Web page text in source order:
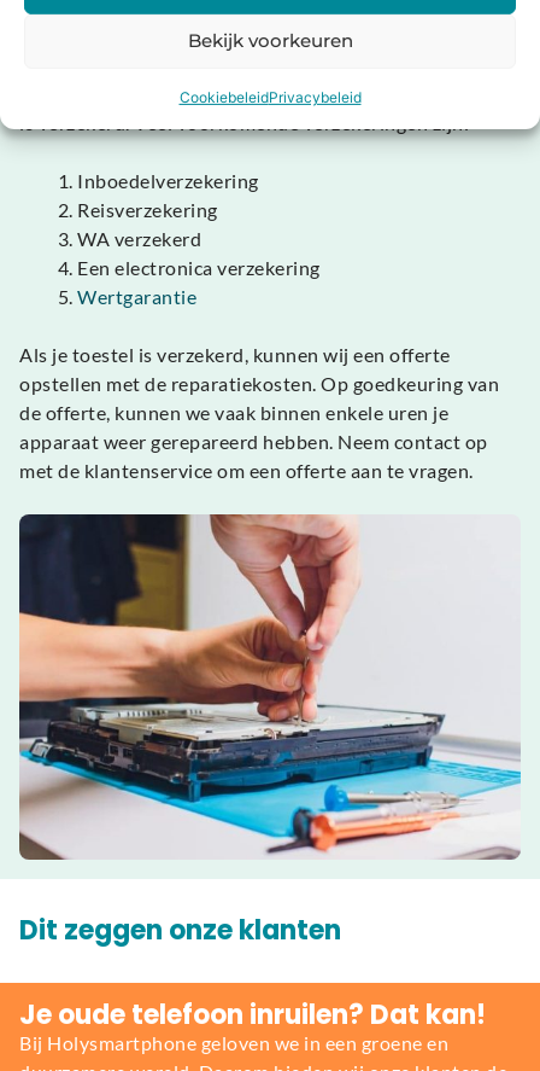
Bekijk voorkeuren
CookiebeleidPrivacybeleid
In sommige gevallen kan het mogelijk zijn dat je toestel
Inboedelverzekering
Reisverzekering
WA verzekerd
Een electronica verzekering
Wertgarantie
Als je toestel is verzekerd, kunnen wij een offerte
opstellen met de reparatiekosten. Op goedkeuring van
de offerte, kunnen we vaak binnen enkele uren je
apparaat weer gerepareerd hebben. Neem contact op
met de klantenservice om een offerte aan te vragen.
Dit zeggen onze klanten
Je oude telefoon inruilen? Dat kan!
Bij Holysmartphone geloven we in een groene en